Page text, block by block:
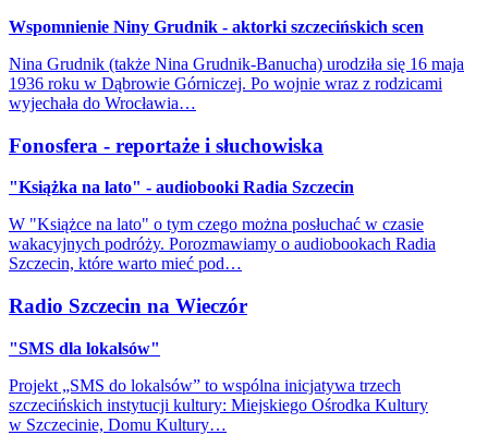
Wspomnienie Niny Grudnik - aktorki szczecińskich scen
Nina Grudnik (także Nina Grudnik-Banucha) urodziła się 16 maja
1936 roku w Dąbrowie Górniczej. Po wojnie wraz z rodzicami
wyjechała do Wrocławia…
Fonosfera - reportaże i słuchowiska
"Książka na lato" - audiobooki Radia Szczecin
W "Książce na lato" o tym czego można posłuchać w czasie
wakacyjnych podróży. Porozmawiamy o audiobookach Radia
Szczecin, które warto mieć pod…
Radio Szczecin na Wieczór
"SMS dla lokalsów"
Projekt „SMS do lokalsów” to wspólna inicjatywa trzech
szczecińskich instytucji kultury: Miejskiego Ośrodka Kultury
w Szczecinie, Domu Kultury…